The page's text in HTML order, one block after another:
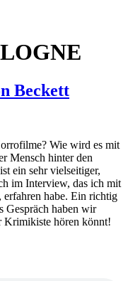
Beckett
Wie wird es mit
Mensch hinter den
ein sehr vielseitiger,
im Interview, das ich mit
habe. Ein richtig
Gespräch haben wir
Krimikiste hören könnt!